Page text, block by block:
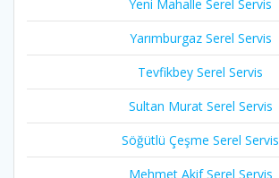
Yeni Mahalle Serel Servis
Yarımburgaz Serel Servis
Tevfikbey Serel Servis
Sultan Murat Serel Servis
Söğütlü Çeşme Serel Servis
Mehmet Akif Serel Servis